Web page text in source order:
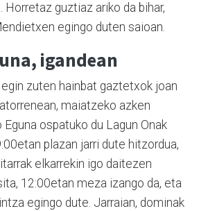
Horretaz guztiaz ariko da bihar,
egingo duten saioan.
igandean
egin zuten hainbat gaztetxok joan
maiatzeko azken
ospatuko du Lagun Onak
plazan jarri dute hitzordua,
elkarrekin igo daitezen
12:00etan meza izango da, eta
egingo dute. Jarraian, dominak